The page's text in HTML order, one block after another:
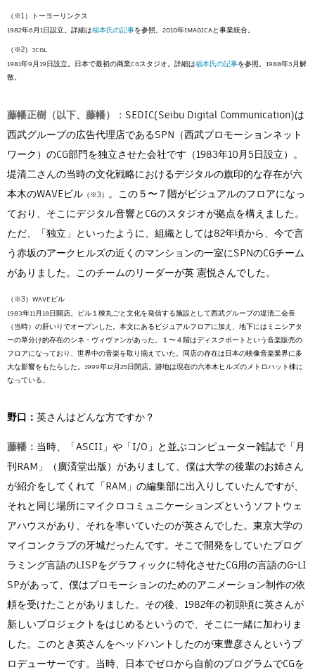
トーヨーリンクス
1982年6月1日設立。詳細は福本氏の記事を参照。2010年IMAGICAと事業統合。
JCGL
1981年9月19日設立。日本で最初の商業CGスタジオ。詳細は福本氏の記事を参照。1988年3月解
散。
藤幡正樹（以下、藤幡）： SEDIC(Seibu Digital Communication)は
西武グループの広告代理店であるSPN（西武プロモーションネット
ワーク）のCG部門を独立させた会社です（1983年10月5日設立）。
堤清二さんの当時の文化戦略におけるデジタルの旗印的な存在が六
本木のWAVEビル
。この５〜７階がビジュアルのフロアになっ
ており、そこにデジタル音響とCGのスタジオが拠点を構えました。
ただ、「独立」といったように、組織としては82年頃から、今で言
う赤坂のアークヒルズの近くのマンションの一室にSPNのCGチーム
がありました。このチームのリーダーが英 憲悦さんでした。
WAVEビル
1983年11月18日開店。ビル１棟丸ごと文化を発信する施設として西武グループの堤清二会長
（当時）の肝いりでオープンした。本文にあるビジュアルフロアに加え、地下にはミニシアタ
ーの草分け的存在のシネ・ヴィヴァンがあった。１〜４階はディスクポートという音楽販売の
フロアになっており、世界中の音楽を取り揃えていた。同店の存在は日本の映像音楽業界に多
大な影響をもたらした。1999年12月25日閉店。跡地は現在の六本木ヒルズのメトロハット棟に
なっている。
野口： 英さんはどんな方ですか？
藤幡： 当時、「ASCII」や「I/O」と並ぶコンピューター雑誌で「月
刊RAM」（廣済堂出版）がありまして、僕は大学の後輩のお姉さん
が紹介をしてくれて「RAM」の編集部に出入りしていたんですが、
それと同じ場所にマイクロコミュニケーションズというソフトウェ
アハウスがあり、それを率いていたのが英さんでした。東京大学の
マイコンクラブの牙城だったんです。そこで開発をしていたプログ
ラミング言語のLISPをグラフィックに特化させたCG用の言語のG-LI
SPがあって、僕はプロモーションのためのアニメーション制作の依
頼を受けたことがありました。その後、1982年の初頭頃に英さんが
新しいプロジェクトをはじめるというので、そこに一緒に加わりま
した。このとき英さんをヘッドハントしたのが東豊彦さんというプ
ロデューサーです。当時、日本でゼロから自前のプログラムでCGを